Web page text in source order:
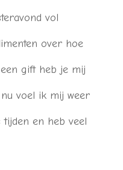
vol
over hoe
gift heb je mij
voel ik mij weer
en heb veel